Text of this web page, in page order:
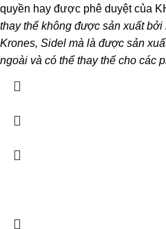
quyền hay được phê duyệt của
thay thế không được sản xuất
Krones, Sidel mà là được sản
ngoài và có thể thay thế cho các